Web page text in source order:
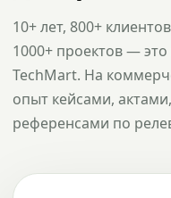
10+ лет, 800+
1000+ проектов —
TechMart. На
опыт кейсами,
референсами по